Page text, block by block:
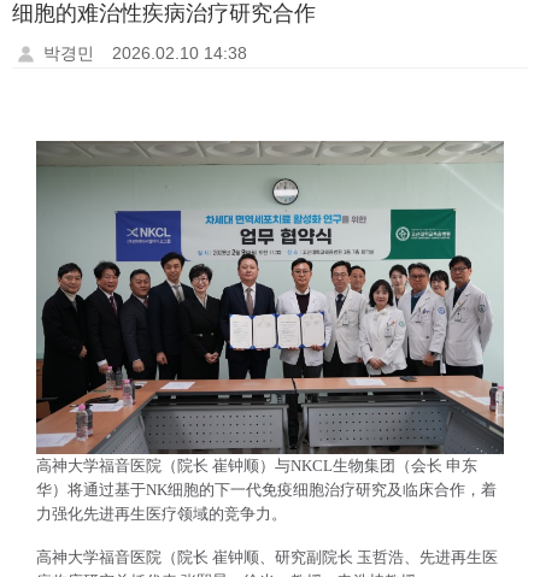
细胞的难治性疾病治疗研究合作
박경민 2026.02.10 14:38
高神大学福音医院（院长 崔钟顺）与NKCL生物集团（会长 申东
华）将通过基于NK细胞的下一代免疫细胞治疗研究及临床合作，着
力强化先进再生医疗领域的竞争力。
高神大学福音医院（院长 崔钟顺、研究副院长 玉哲浩、先进再生医